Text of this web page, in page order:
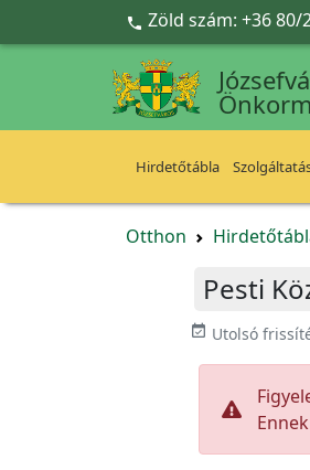
Ugrás a fő tartalomra
 Zöld szám: +36 80/
Hirdetőtábla
Otthon
Pesti
event_available Utolsó